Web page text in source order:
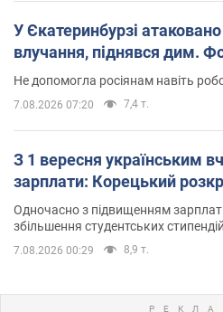
У Єкатеринбурзі
влучання, піднявся дим.
Не допомогла росіянам навіть
7.08.2026 07:20 7,4 т.
З 1 вересня українським
зарплати: Корецький
Одночасно з підвищенням
збільшення студентських стипендій
7.08.2026 00:29 8,9 т.